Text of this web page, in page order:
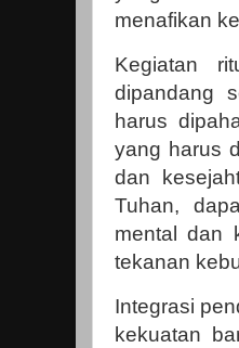
menafikan
Kegiatan
dipandang
harus
yang harus
dan
Tuhan,
mental dan
tekanan
Integrasi
kekuatan